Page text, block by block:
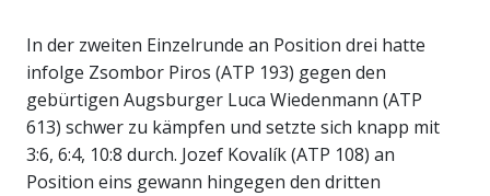
In der zweiten Einzelrunde an Position drei hatte
infolge Zsombor Piros (ATP 193) gegen den
gebürtigen Augsburger Luca Wiedenmann (ATP
613) schwer zu kämpfen und setzte sich knapp mit
3:6, 6:4, 10:8 durch. Jozef Kovalík (ATP 108) an
Position eins gewann hingegen den dritten